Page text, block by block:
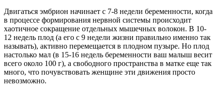
Двигаться эмбрион начинает с 7-8 недели беременности, когда
в процессе формирования нервной системы происходит
хаотичное сокращение отдельных мышечных волокон. В 10-
12 недель плод (а его с 9 недели жизни правильно именно так
называть), активно перемещается в плодном пузыре. Но плод
настолько мал (в 15-16 недель беременности ваш малыш весит
всего около 100 г), а свободного пространства в матке еще так
много, что почувствовать женщине эти движения просто
невозможно.